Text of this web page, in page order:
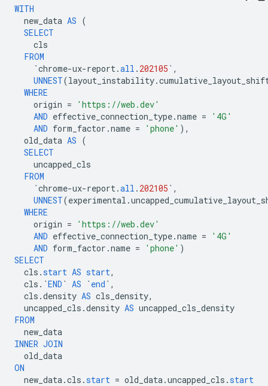
WITH
new_data AS (
SELECT
cls
FROM
`chrome-ux-report.all . 202105 ` ,
UNNEST(layout_instability.
WHERE
origin =
'https://web.dev'
AND effective_connection_type.name =
'4G'
AND form_factor .name = 'phone' ),
old_data AS (
SELECT
uncapped_cls
FROM
`chrome-ux-report.all . 202105 ` ,
UNNEST(experimental .
WHERE
origin =
'https://web.dev'
AND effective_connection_type.name =
'4G'
AND form_factor .name = 'phone' )
SELECT
cls .start AS start,
cls . `END ` AS `end ` ,
cls .density AS cls_density,
uncapped_cls .density AS uncapped_cls_density
FROM
new_data
INNER JOIN
old_data
ON
new_data.cls .start = old_data.uncapped_cls .start